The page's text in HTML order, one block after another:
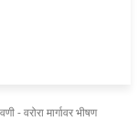
- वरोरा मार्गावर भीषण